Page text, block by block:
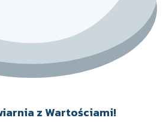
z Wartościami!